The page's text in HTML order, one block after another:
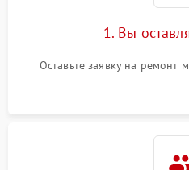
1. Вы
Оставьте заявку на ремонт